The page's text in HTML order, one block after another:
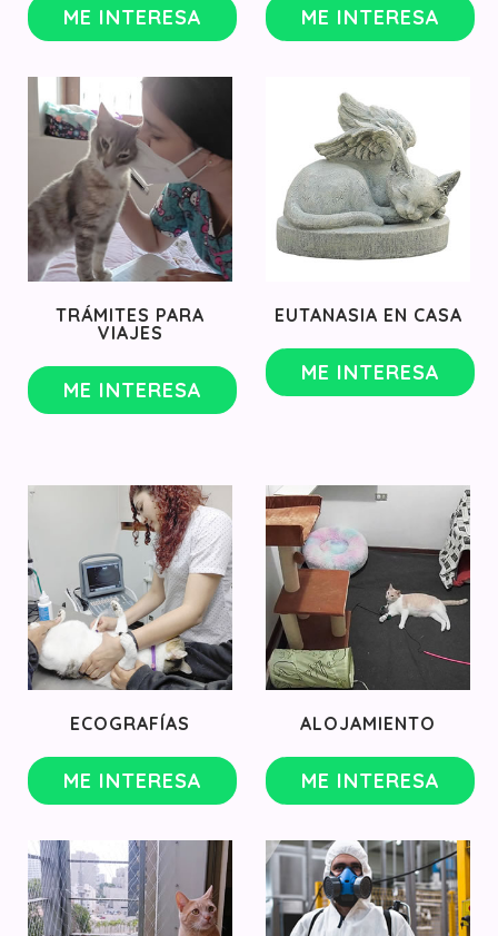
ME INTERESA ME INTERESA
TRÁMITES PARA
VIAJES
ME INTERESA
EUTANASIA EN CASA
ME INTERESA
ECOGRAFÍAS
ME INTERESA
ALOJAMIENTO
ME INTERESA